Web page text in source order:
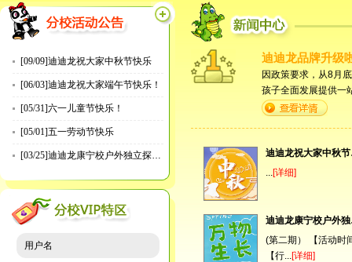
[09/09]迪迪龙祝大家中秋节快乐
[06/03]迪迪龙祝大家端午节快乐！
[05/31]六一儿童节快乐！
[05/01]五一劳动节快乐
[03/25]迪迪龙康宁校户外独立探索营招募开始！
用户名
迪迪龙品牌升级
因政策要求，从8月
孩子全面发展提供一
育，引用寓教于乐的
...[详细]
迪迪
(第二期） 【活动时
【行...[详细]